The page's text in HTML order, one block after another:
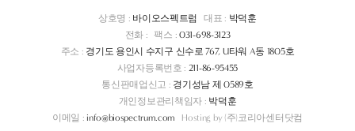
상호명 : 바이오스펙트럼 대표 : 박덕훈
전화 : 팩스 : 031-698-3123
주소 : 경기도 용인시 수지구 신수로 767, U타워 A동 1805호
사업자등록번호 : 211-86-95455
통신판매업신고 : 경기성남 제 0589호
개인정보관리책임자 : 박덕훈
이메일 : info@biospectrum.com Hosting by (주)코리아센터닷컴